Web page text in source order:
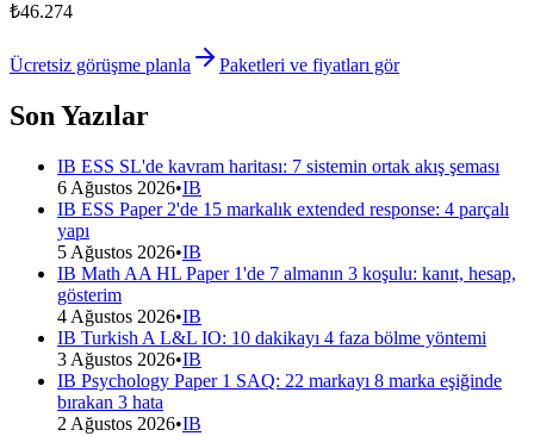
₺46.274
Ücretsiz görüşme planla Paketleri ve fiyatları gör
Son Yazılar
IB ESS SL'de kavram haritası: 7 sistemin ortak akış şeması
6 Ağustos 2026•IB
IB ESS Paper 2'de 15 markalık extended response: 4 parçalı
yapı
5 Ağustos 2026•IB
IB Math AA HL Paper 1'de 7 almanın 3 koşulu: kanıt, hesap,
gösterim
4 Ağustos 2026•IB
IB Turkish A L&L IO: 10 dakikayı 4 faza bölme yöntemi
3 Ağustos 2026•IB
IB Psychology Paper 1 SAQ: 22 markayı 8 marka eşiğinde
bırakan 3 hata
2 Ağustos 2026•IB